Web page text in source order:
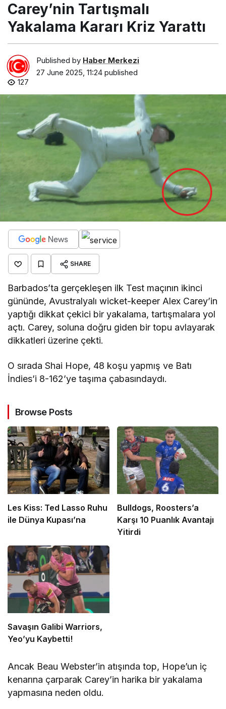
Carey’nin Tartışmalı
Yakalama Kararı Kriz Yarattı
Published by Haber Merkezi
27 June 2025, 11:24 published
127
SHARE
Barbados’ta gerçekleşen ilk Test maçının ikinci
gününde, Avustralyalı wicket-keeper Alex Carey’in
yaptığı dikkat çekici bir yakalama, tartışmalara yol
açtı. Carey, soluna doğru giden bir topu avlayarak
dikkatleri üzerine çekti.
O sırada Shai Hope, 48 koşu yapmış ve Batı
İndies’i 8-162’ye taşıma çabasındaydı.
Browse Posts
Les Kiss: Ted Lasso Ruhu
ile Dünya Kupası’na
Bulldogs, Roosters’a
Karşı 10 Puanlık Avantajı
Yitirdi
Savaşın Galibi Warriors,
Yeo’yu Kaybetti!
Ancak Beau Webster’in atışında top, Hope’un iç
kenarına çarparak Carey’in harika bir yakalama
yapmasına neden oldu.